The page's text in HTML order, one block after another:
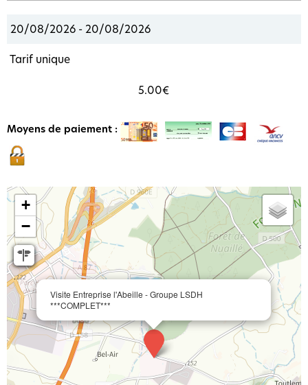
20/08/2026 - 20/08/2026
Tarif unique
5.00€
Moyens de paiement :
Visite Entreprise l'Abeille - Groupe LSDH
***COMPLET***
+
−